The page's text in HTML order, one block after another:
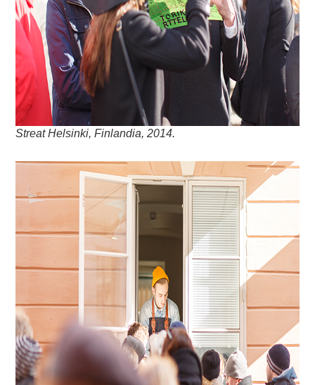
Streat Helsinki, Finlandia, 2014.